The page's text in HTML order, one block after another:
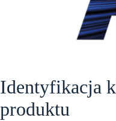
Identyfikacja
produktu